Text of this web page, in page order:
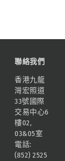
聯絡我們
香港九龍
灣宏照道
33號國際
交易中心6
樓02,
03&05室
電話:
(852) 2525